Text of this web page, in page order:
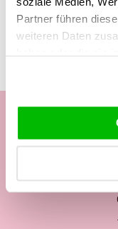
Partner führen
weiteren Daten
Diese Produkte
interessieren